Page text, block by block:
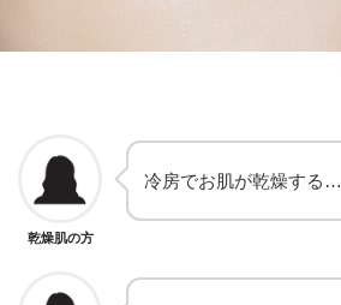
乾燥肌の方
冷房でお肌が乾燥する…